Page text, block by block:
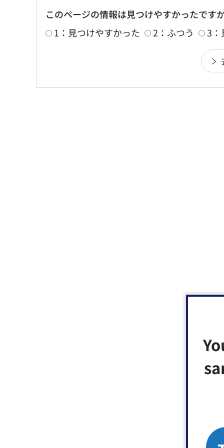
このページの情報は見つけやすかったです
1：見つけやすかった
2：ふつう 3：